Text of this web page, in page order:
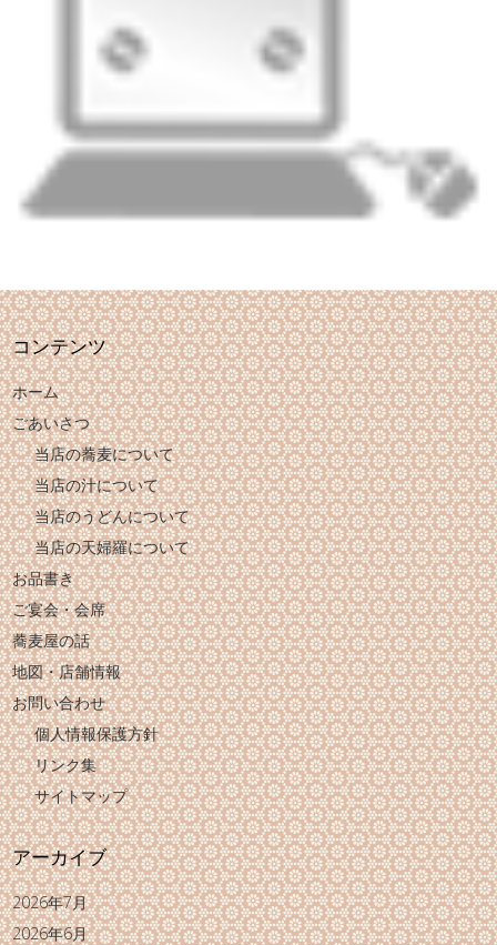
コンテンツ
ホーム
ごあいさつ
当店の蕎麦について
当店の汁について
当店のうどんについて
当店の天婦羅について
お品書き
ご宴会・会席
蕎麦屋の話
地図・店舗情報
お問い合わせ
個人情報保護方針
リンク集
サイトマップ
アーカイブ
2026年7月
2026年6月